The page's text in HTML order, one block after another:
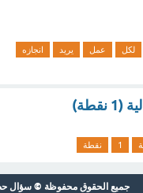
لكل عمل يريد
انجازه
1 نقطة
جميع الحقوق محفوظة © سؤال